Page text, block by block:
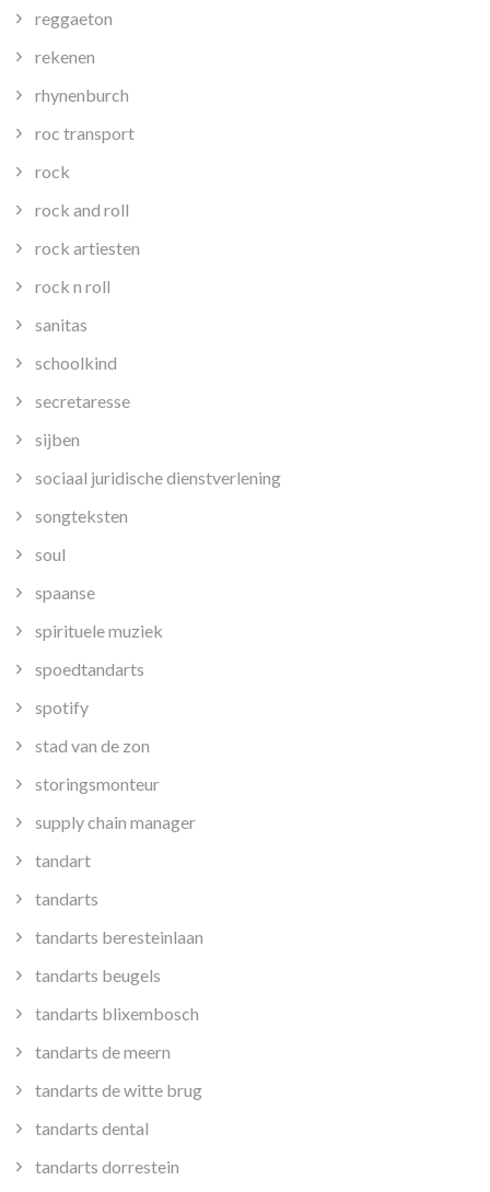
reggaeton
rekenen
rhynenburch
roc transport
rock
rock and roll
rock artiesten
rock n roll
sanitas
schoolkind
secretaresse
sijben
sociaal juridische dienstverlening
songteksten
soul
spaanse
spirituele muziek
spoedtandarts
spotify
stad van de zon
storingsmonteur
supply chain manager
tandart
tandarts
tandarts beresteinlaan
tandarts beugels
tandarts blixembosch
tandarts de meern
tandarts de witte brug
tandarts dental
tandarts dorrestein